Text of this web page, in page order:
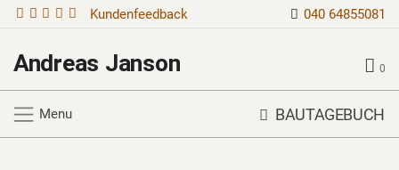
Kundenfeedback 040 64855081
Andreas Janson 0
Menu BAUTAGEBUCH